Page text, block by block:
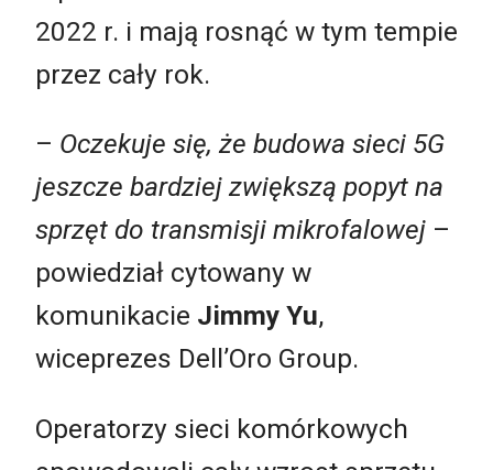
2022 r. i mają rosnąć w tym tempie
przez cały rok.
– Oczekuje się, że budowa sieci 5G
jeszcze bardziej zwiększą popyt na
sprzęt do transmisji mikrofalowej –
powiedział cytowany w
komunikacie Jimmy Yu,
wiceprezes Dell’Oro Group.
Operatorzy sieci komórkowych